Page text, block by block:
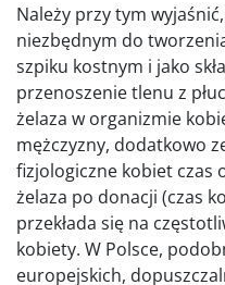
Należy przy tym
niezbędnym do
szpiku kostnym i jako
przenoszenie tlenu z
żelaza w organizmie
mężczyzny, dodatkowo
fizjologiczne kobiet czas
żelaza po donacji (czas
przekłada się na
kobiety. W Polsce,
europejskich,